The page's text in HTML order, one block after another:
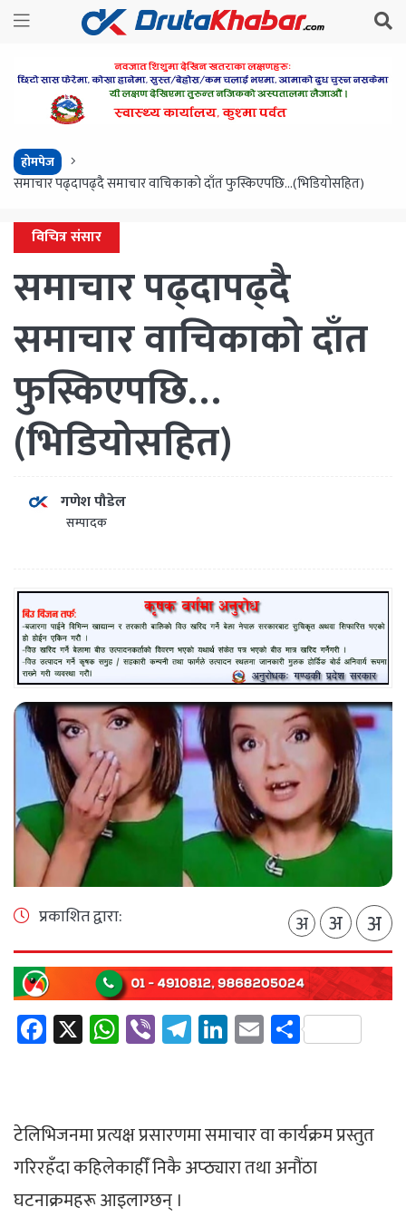
होमपेज
समाचार पढ्दापढ्दै समाचार वाचिकाको दाँत फुस्किएपछि…(भिडियोसहित)
विचित्र संसार
समाचार पढ्दापढ्दै
समाचार वाचिकाको दाँत
फुस्किएपछि…
(भिडियोसहित)
गणेश पौडेल
सम्पादक
प्रकाशित द्वारा: अ अ अ
Facebook
X WhatsApp
ViberTelegram
LinkedIn
EmailShare
टेलिभिजनमा प्रत्यक्ष प्रसारणमा समाचार वा कार्यक्रम प्रस्तुत
गरिरहँदा कहिलेकाहीँ निकै अप्ठ्यारा तथा अनौंठा
घटनाक्रमहरू आइलाग्छन् ।